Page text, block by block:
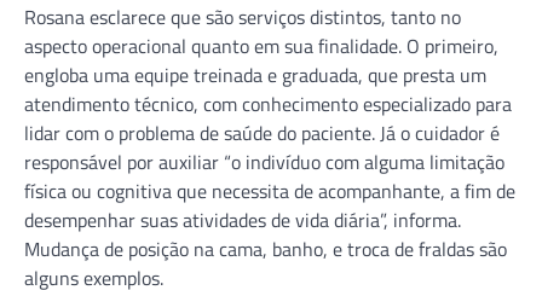
Rosana esclarece que são serviços distintos, tanto no
aspecto operacional quanto em sua finalidade. O primeiro,
engloba uma equipe treinada e graduada, que presta um
atendimento técnico, com conhecimento especializado para
lidar com o problema de saúde do paciente. Já o cuidador é
responsável por auxiliar “o indivíduo com alguma limitação
física ou cognitiva que necessita de acompanhante, a fim de
desempenhar suas atividades de vida diária”, informa.
Mudança de posição na cama, banho, e troca de fraldas são
alguns exemplos.